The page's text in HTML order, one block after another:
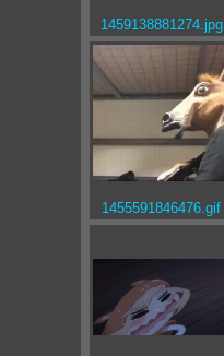
1459138881274.jpg
1455591846476.gif